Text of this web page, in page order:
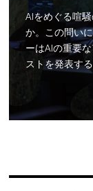
AIをめぐる喧
か。この問い
ーはAIの重要
ストを発表する